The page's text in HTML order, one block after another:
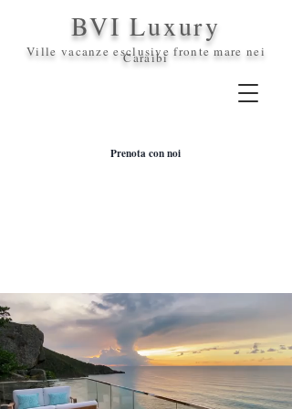
Prenota con noi
BVI Luxury
Ville vacanze esclusive fronte mare nei
Caraibi